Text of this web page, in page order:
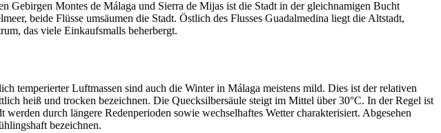
Gebirgen Montes de Málaga und Sierra de Mijas ist die Stadt in der gleichnamigen Bucht
beide Flüsse umsäumen die Stadt. Östlich des Flusses Guadalmedina liegt die Altstadt,
das viele Einkaufsmalls beherbergt.
temperierter Luftmassen sind auch die Winter in Málaga meistens mild. Dies ist der relativen
heiß und trocken bezeichnen. Die Quecksilbersäule steigt im Mittel über 30°C. In der Regel ist
durch längere Redenperioden sowie wechselhaftes Wetter charakterisiert. Abgesehen
bezeichnen.